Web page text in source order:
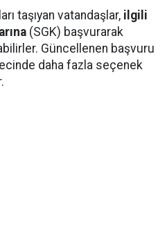
taşıyan vatandaşlar, ilgili
(SGK) başvurarak
Güncellenen başvuru
daha fazla seçenek